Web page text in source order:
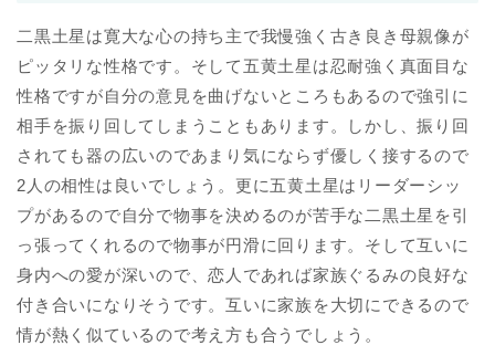
二黒土星は寛大な心の持ち主で我慢強く古き良き母親像が
ピッタリな性格です。そして五黄土星は忍耐強く真面目な
性格ですが自分の意見を曲げないところもあるので強引に
相手を振り回してしまうこともあります。しかし、振り回
されても器の広いのであまり気にならず優しく接するので
2人の相性は良いでしょう。更に五黄土星はリーダーシッ
プがあるので自分で物事を決めるのが苦手な二黒土星を引
っ張ってくれるので物事が円滑に回ります。そして互いに
身内への愛が深いので、恋人であれば家族ぐるみの良好な
付き合いになりそうです。互いに家族を大切にできるので
情が熱く似ているので考え方も合うでしょう。